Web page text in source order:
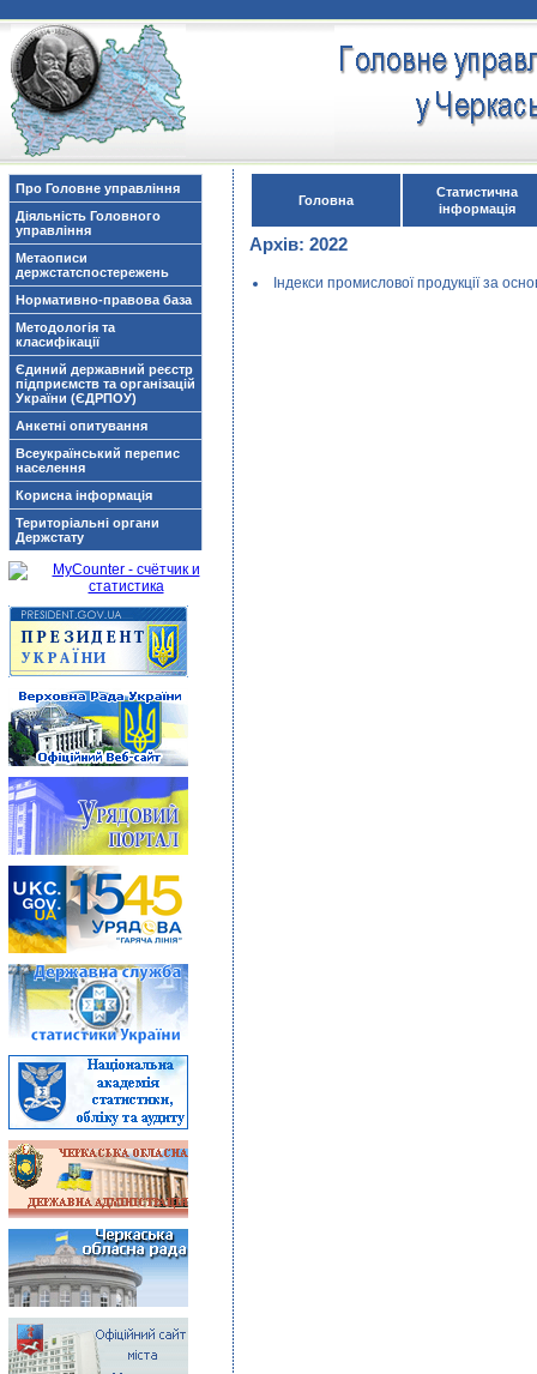
Про Головне управління
Діяльність Головного
управління
Метаописи
держстатспостережень
Нормативно-правова база
Методологія та
класифікації
Єдиний державний реєстр
підприємств та організацій
України (ЄДРПОУ)
Анкетні опитування
Всеукраїнський перепис
населення
Корисна інформація
Територіальні органи
Держстату
Головна
Статистична
інформація
Архів: 2022
Індекси промислової продукції за